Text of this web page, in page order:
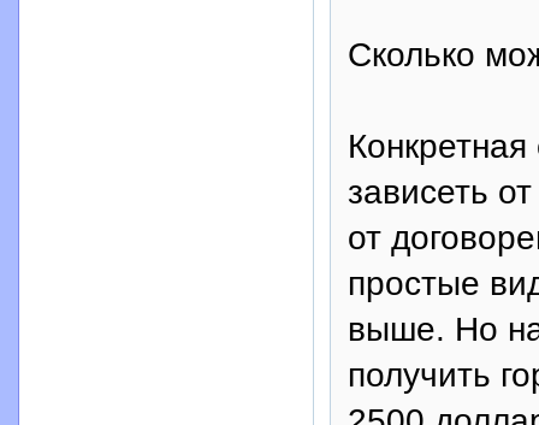
Сколько
зависеть
от
простые
выше. Но
получить